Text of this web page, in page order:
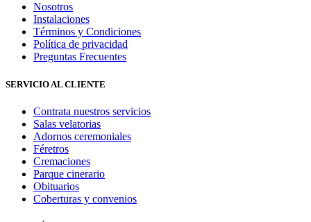
Nosotros
Instalaciones
Términos y Condiciones
Política de privacidad
Preguntas Frecuentes
SERVICIO AL CLIENTE
Contrata nuestros servicios
Salas velatorias
Adornos ceremoniales
Féretros
Cremaciones
Parque cinerario
Obituarios
Coberturas y convenios